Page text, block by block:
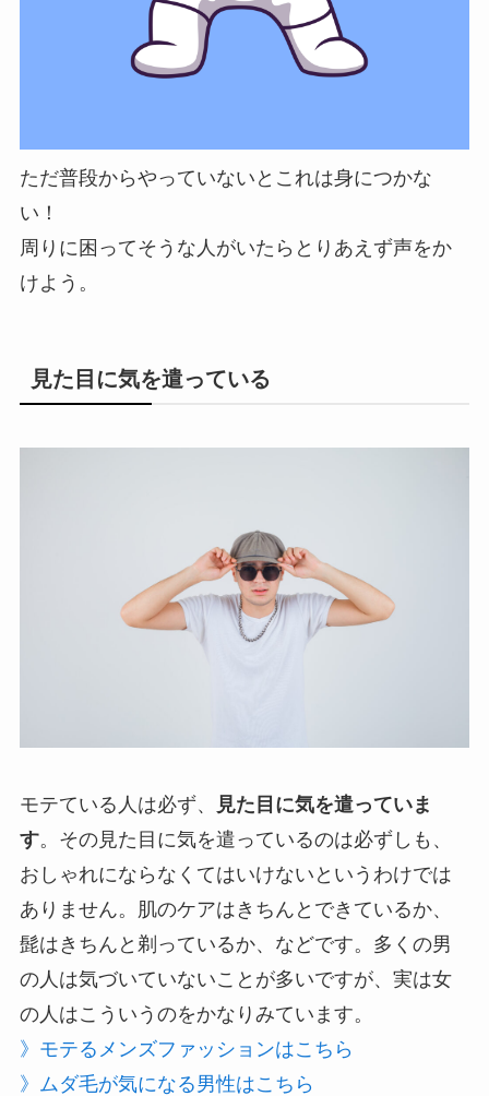
ただ普段からやっていないとこれは身につかな
い！
周りに困ってそうな人がいたらとりあえず声をか
けよう。
見た目に気を遣っている
モテている人は必ず、
見た目に気を遣っていま
す。その見た目に気を遣っているのは必ずしも、
おしゃれにならなくてはいけないというわけでは
ありません。肌のケアはきちんとできているか、
髭はきちんと剃っているか、などです。多くの男
の人は気づいていないことが多いですが、実は女
の人はこういうのをかなりみています。
》モテるメンズファッションはこちら
》ムダ毛が気になる男性はこちら